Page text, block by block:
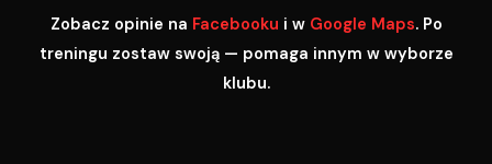
Zobacz opinie na Facebooku i w Google Maps. Po
treningu zostaw swoją — pomaga innym w wyborze
klubu.